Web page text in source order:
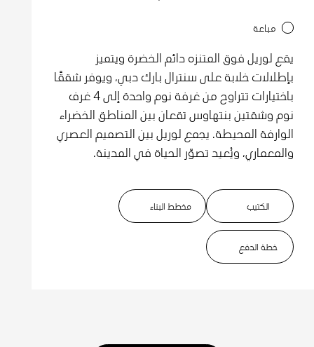
مباعة
يقع لوريل فوق المتنزه دائم الخضرة ويتميز
بإطلالات خلابة على سنترال بارك دبي، ويوفر شققًا
باختيارات تتراوح من غرفة نوم واحدة إلى 4 غرف
نوم وشقتين بنتهاوس تقعان بين المناطق الخضراء
الوارفة المحيطة. يجمع لوريل بين التصميم العصري
والمعماري، ويُعيد تصوّر الحياة في المدينة.
الكتيب مخطط البناء
خطة الدفع